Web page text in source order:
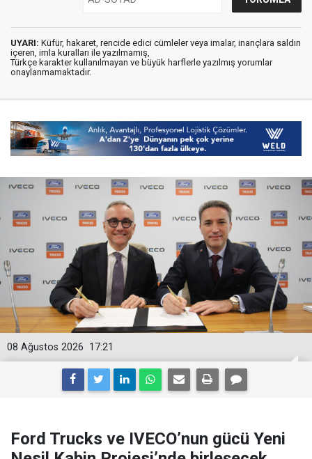
UYARI: Küfür, hakaret, rencide edici cümleler veya imalar, inançlara saldırı
içeren, imla kuralları ile yazılmamış,
Türkçe karakter kullanılmayan ve büyük harflerle yazılmış yorumlar
onaylanmamaktadır.
17:21
08 Ağustos 2026
Ford Trucks ve IVECO’nun gücü Yeni